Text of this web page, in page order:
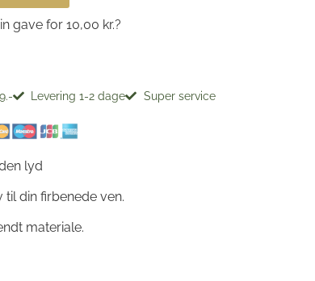
gave for 10,00 kr.?
Levering 1-2 dage Super service
lyd
din firbenede ven.
materiale.